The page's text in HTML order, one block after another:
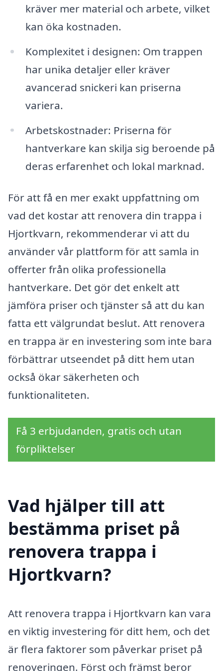
kräver mer material och arbete, vilket
kan öka kostnaden.
Komplexitet i designen: Om trappen
har unika detaljer eller kräver
avancerad snickeri kan priserna
variera.
Arbetskostnader: Priserna för
hantverkare kan skilja sig beroende på
deras erfarenhet och lokal marknad.
För att få en mer exakt uppfattning om
vad det kostar att renovera din trappa i
Hjortkvarn, rekommenderar vi att du
använder vår plattform för att samla in
offerter från olika professionella
hantverkare. Det gör det enkelt att
jämföra priser och tjänster så att du kan
fatta ett välgrundat beslut. Att renovera
en trappa är en investering som inte bara
förbättrar utseendet på ditt hem utan
också ökar säkerheten och
funktionaliteten.
Få 3 erbjudanden, gratis och utan
förpliktelser
Vad hjälper till att
bestämma priset på
renovera trappa i
Hjortkvarn?
Att renovera trappa i Hjortkvarn kan vara
en viktig investering för ditt hem, och det
är flera faktorer som påverkar priset på
renoveringen. Först och främst beror